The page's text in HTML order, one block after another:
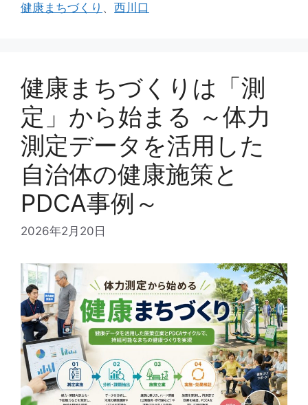
リ
健康まちづくり 、 西川口
健康まちづくりは「測
定」から始まる ～体力
測定データを活用した
自治体の健康施策と
PDCA事例～
2026年2月20日